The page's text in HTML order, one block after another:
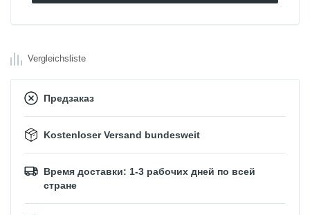
Vergleichsliste
Предзаказ
Kostenloser Versand bundesweit
Время доставки: 1-3 рабочих дней по всей
стране